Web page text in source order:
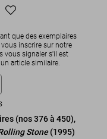
que des exemplaires
inscrire sur notre
vous signaler s'il est
article similaire.
(nos 376 à 450),
Stone(1995)